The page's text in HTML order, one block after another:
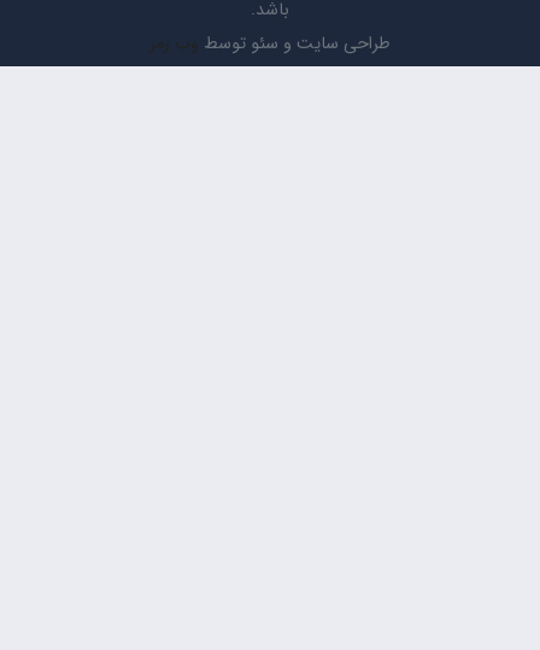
طراحی سایت و سئو توسطوب رمز